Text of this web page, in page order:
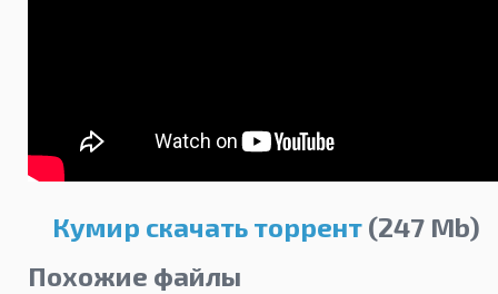
Кумир скачать торрент(247 Mb)
Похожие файлы